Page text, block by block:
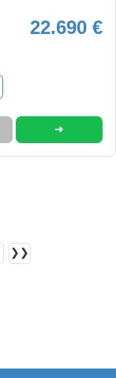
22.690 €
➜
❯❯